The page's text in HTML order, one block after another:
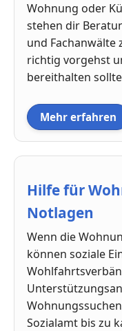
Wohnung oder
stehen dir
und Fachanwälte
richtig vorgehst
bereithalten
Mehr erfahren
Hilfe für
Notlagen
Wenn die
können soziale
Sozialamt bis zu